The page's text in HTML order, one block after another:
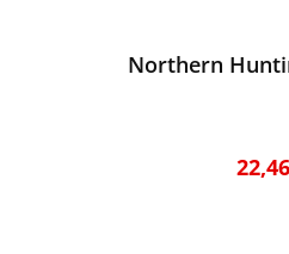
Northern